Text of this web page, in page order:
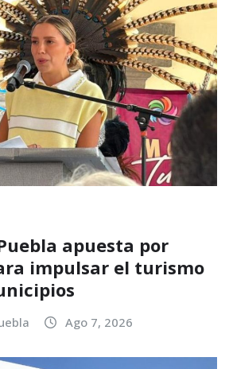
apuesta por
impulsar el turismo
Ago 7, 2026